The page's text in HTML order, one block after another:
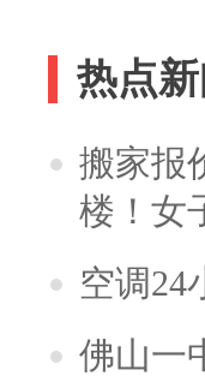
热点新
搬家报
楼！
空调24
佛山一